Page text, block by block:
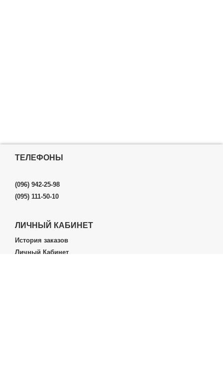
ТЕЛЕФОНЫ
(096) 942-25-98
(095) 111-50-10
ЛИЧНЫЙ КАБИНЕТ
История заказов
Личный Кабинет